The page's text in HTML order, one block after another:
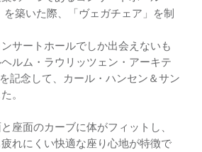
を築いた際、「ヴェガチェア」を制
サートホールでしか出会えないも
ルム・ラウリッツェン・アーキテ
記念して、カール・ハンセン＆サン
。
座面のカーブに体がフィットし、
れにくい快適な座り心地が特徴で